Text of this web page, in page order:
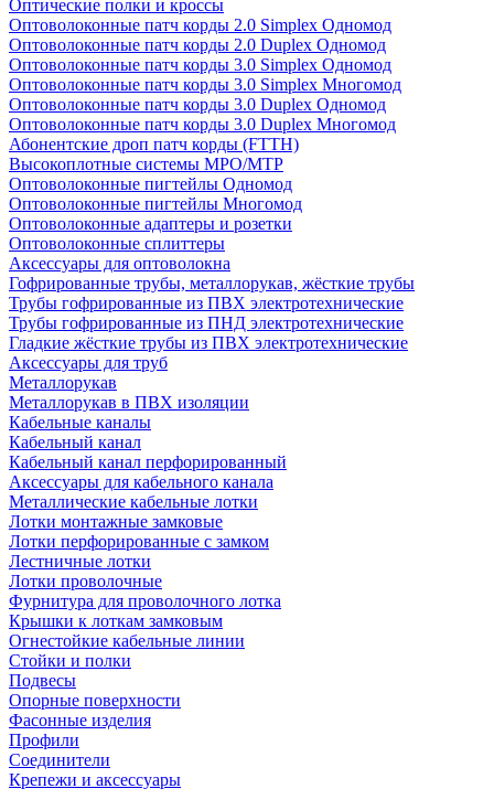
Оптические полки и кроссы
Оптоволоконные патч корды 2.0 Simplex Одномод
Оптоволоконные патч корды 2.0 Duplex Одномод
Оптоволоконные патч корды 3.0 Simplex Одномод
Оптоволоконные патч корды 3.0 Simplex Многомод
Оптоволоконные патч корды 3.0 Duplex Одномод
Оптоволоконные патч корды 3.0 Duplex Многомод
Абонентские дроп патч корды (FTTH)
Высокоплотные системы MPO/MTP
Оптоволоконные пигтейлы Одномод
Оптоволоконные пигтейлы Многомод
Оптоволоконные адаптеры и розетки
Оптоволоконные сплиттеры
Аксессуары для оптоволокна
Гофрированные трубы, металлорукав, жёсткие трубы
Трубы гофрированные из ПВХ электротехнические
Трубы гофрированные из ПНД электротехнические
Гладкие жёсткие трубы из ПВХ электротехнические
Аксессуары для труб
Металлорукав
Металлорукав в ПВХ изоляции
Кабельные каналы
Кабельный канал
Кабельный канал перфорированный
Аксессуары для кабельного канала
Металлические кабельные лотки
Лотки монтажные замковые
Лотки перфорированные с замком
Лестничные лотки
Лотки проволочные
Фурнитура для проволочного лотка
Крышки к лоткам замковым
Огнестойкие кабельные линии
Стойки и полки
Подвесы
Опорные поверхности
Фасонные изделия
Профили
Соединители
Крепежи и аксессуары